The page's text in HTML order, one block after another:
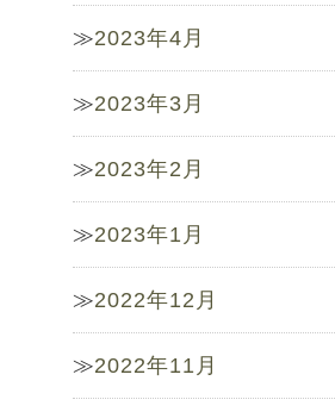
2023年4月
2023年3月
2023年2月
2023年1月
2022年12月
2022年11月